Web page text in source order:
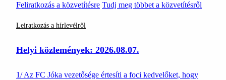
Feliratkozás a közvetítésre Tudj meg többet a közvetítésről
Leiratkozás a hírlevélről
Helyi közlemények: 2026.08.07.
1/ Az FC Jóka vezetősége értesíti a foci kedvelőket, hogy